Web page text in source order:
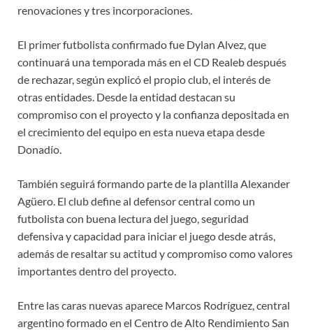
renovaciones y tres incorporaciones.
El primer futbolista confirmado fue Dylan Alvez, que
continuará una temporada más en el CD Realeb después
de rechazar, según explicó el propio club, el interés de
otras entidades. Desde la entidad destacan su
compromiso con el proyecto y la confianza depositada en
el crecimiento del equipo en esta nueva etapa desde
Donadío.
También seguirá formando parte de la plantilla Alexander
Agüero. El club define al defensor central como un
futbolista con buena lectura del juego, seguridad
defensiva y capacidad para iniciar el juego desde atrás,
además de resaltar su actitud y compromiso como valores
importantes dentro del proyecto.
Entre las caras nuevas aparece Marcos Rodríguez, central
argentino formado en el Centro de Alto Rendimiento San